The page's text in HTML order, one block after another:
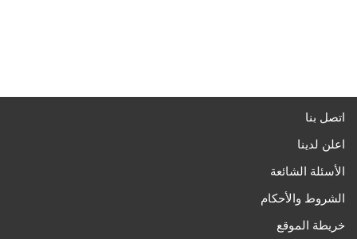
اتصل بنا
اعلن لدينا
الأسئلة الشائعة
الشروط والأحكام
خريطة الموقع